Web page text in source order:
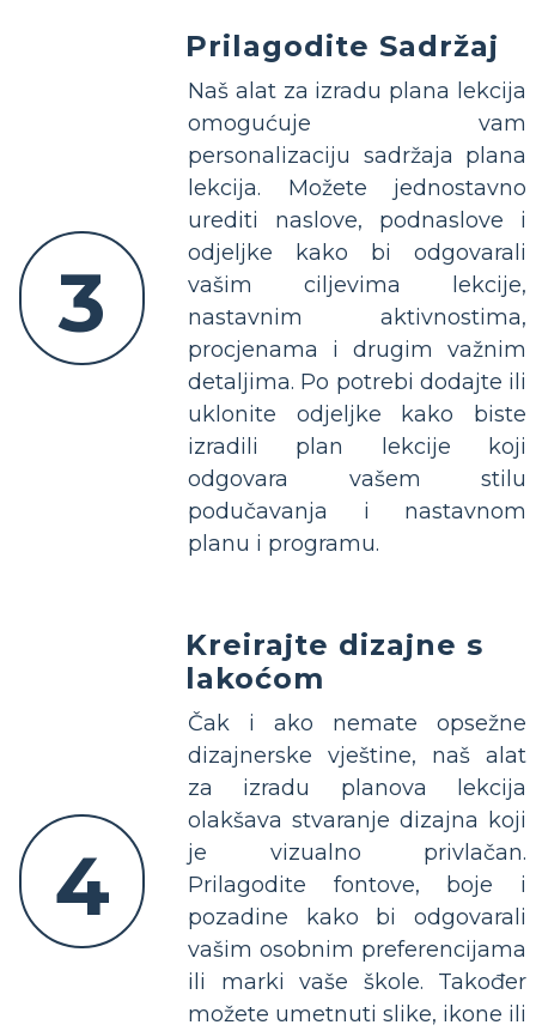
3
Prilagodite Sadržaj
Naš alat za izradu plana lekcija
omogućuje vam
personalizaciju sadržaja plana
lekcija. Možete jednostavno
urediti naslove, podnaslove i
odjeljke kako bi odgovarali
vašim ciljevima lekcije,
nastavnim aktivnostima,
procjenama i drugim važnim
detaljima. Po potrebi dodajte ili
uklonite odjeljke kako biste
izradili plan lekcije koji
odgovara vašem stilu
podučavanja i nastavnom
planu i programu.
4
Kreirajte dizajne s
lakoćom
Čak i ako nemate opsežne
dizajnerske vještine, naš alat
za izradu planova lekcija
olakšava stvaranje dizajna koji
je vizualno privlačan.
Prilagodite fontove, boje i
pozadine kako bi odgovarali
vašim osobnim preferencijama
ili marki vaše škole. Također
možete umetnuti slike, ikone ili